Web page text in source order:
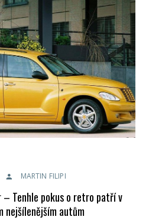
MARTIN FILIPI
– Tenhle pokus o retro patří v
nejšílenějším autům